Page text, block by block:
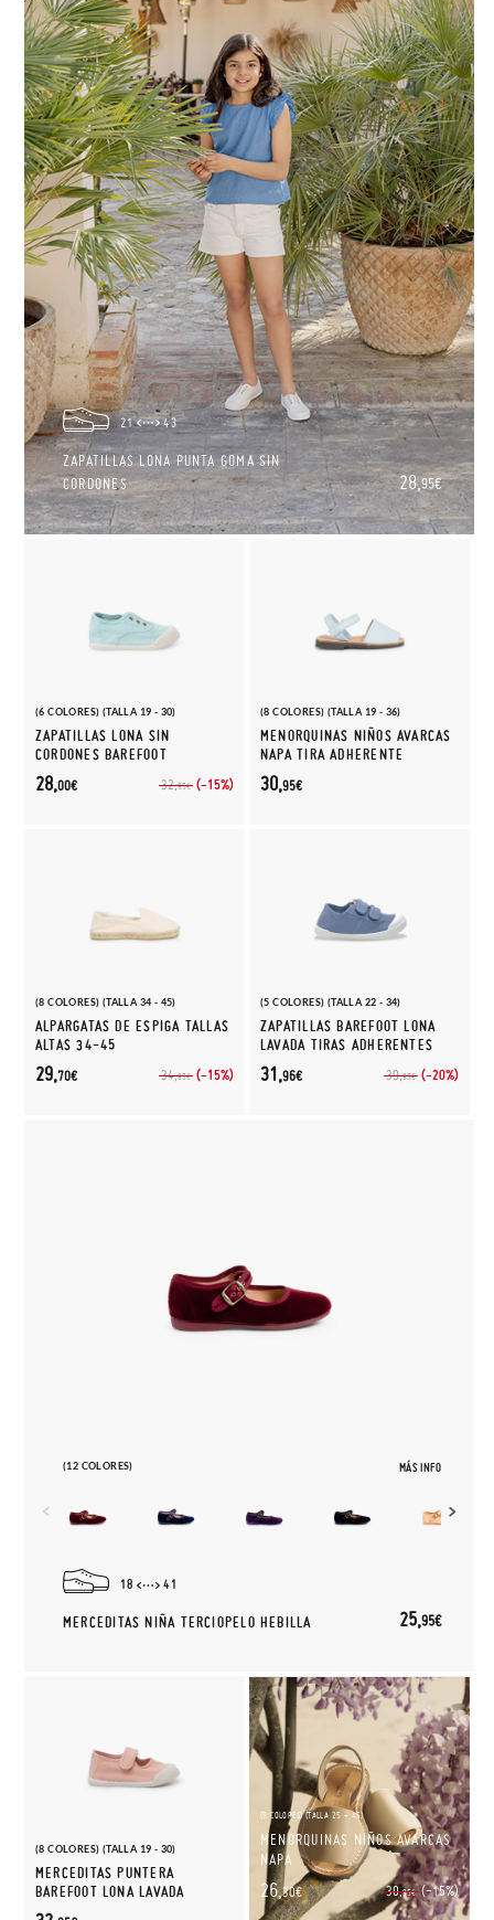
21 43
ZAPATILLAS LONA PUNTA GOMA SIN
CORDONES
28,95€
(6 COLORES) (TALLA 19 - 30)
ZAPATILLAS LONA SIN
CORDONES BAREFOOT
32,95€ (-15%)
28,00€
(8 COLORES) (TALLA 19 - 36)
MENORQUINAS NIÑOS AVARCAS
NAPA TIRA ADHERENTE
30,95€
(8 COLORES) (TALLA 34 - 45)
ALPARGATAS DE ESPIGA TALLAS
ALTAS 34-45
34,95€ (-15%)
29,70€
(5 COLORES) (TALLA 22 - 34)
ZAPATILLAS BAREFOOT LONA
LAVADA TIRAS ADHERENTES
39,95€ (-20%)
31,96€
(12 COLORES) MÁS INFO
18 41
MERCEDITAS NIÑA TERCIOPELO HEBILLA 25,95€
(8 COLORES) (TALLA 19 - 30)
MERCEDITAS PUNTERA
BAREFOOT LONA LAVADA
(9 COLORES) (TALLA 25 - 45)
MENORQUINAS NIÑOS AVARCAS
NAPA
30,95€ (-15%)
26,30€